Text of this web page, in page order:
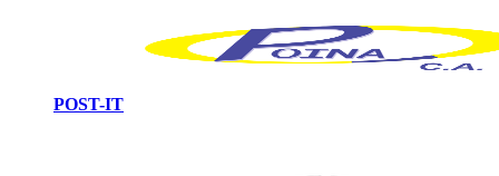
POST-IT